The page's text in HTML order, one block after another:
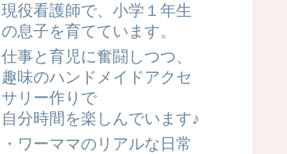
現役看護師で、小学１年生
の息子を育てています。
仕事と育児に奮闘しつつ、
趣味のハンドメイドアクセ
サリー作りで
自分時間を楽しんでいます♪
・ワーママのリアルな日常